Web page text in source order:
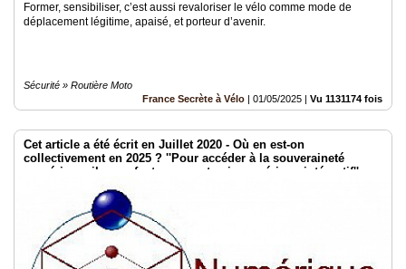
Former, sensibiliser, c’est aussi revaloriser le vélo comme mode de
déplacement légitime, apaisé, et porteur d’avenir.
Sécurité » Routière Moto
France Secrète à Vélo | 01/05/2025 | Vu 1131174 fois
Cet article a été écrit en Juillet 2020 - Où en est-on
collectivement en 2025 ? ''Pour accéder à la souveraineté
numérique, il nous faut penser et agir numérique intégratif''